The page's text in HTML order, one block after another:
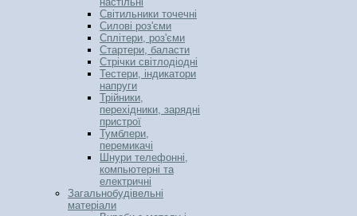
Світильники точечні
Силові роз'єми
Сплітери, роз'єми
Стартери, баласти
Стрічки світлодіодні
Тестери, індикатори
напруги
Трійники,
перехідники, зарядні
пристрої
Тумблери,
перемикачі
Шнури телефонні,
компьютерні та
електричні
Загальнобудівельні
матеріали